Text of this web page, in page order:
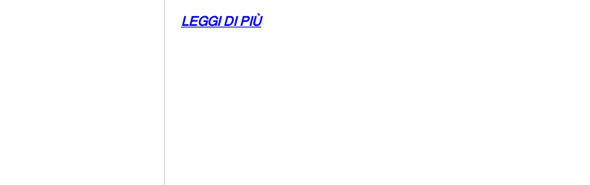
LEGGI DI PIÙ